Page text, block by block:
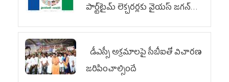
పార్ట్‌టైమ్‌ లెక్చరర్లకు వైయ‌స్ జగన్
భరోసా
డీఎస్సీ అక్రమాలపై సీబీఐతో విచారణ
జరిపించాల్సిందే